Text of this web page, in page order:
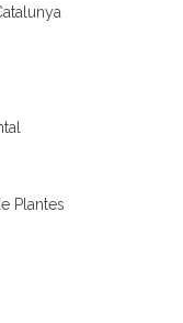
Plantes